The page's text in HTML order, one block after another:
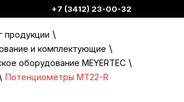
+7 (3412) 23-00-32
продукции \
и комплектующие \
оборудование MEYERTEC \
Потенциометры MT22-R